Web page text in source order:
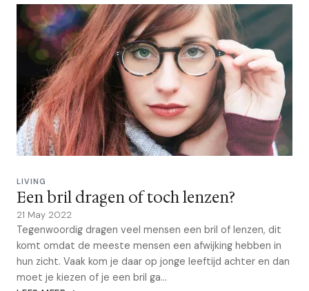
LIVING
Een bril dragen of toch lenzen?
21 May 2022
Tegenwoordig dragen veel mensen een bril of lenzen, dit
komt omdat de meeste mensen een afwijking hebben in
hun zicht. Vaak kom je daar op jonge leeftijd achter en dan
moet je kiezen of je een bril ga...